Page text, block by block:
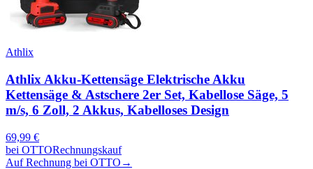
Athlix
Athlix Akku-Kettensäge Elektrische Akku
Kettensäge & Astschere 2er Set, Kabellose Säge, 5
m/s, 6 Zoll, 2 Akkus, Kabelloses Design
69,99 €
bei OTTORechnungskauf
Auf Rechnung bei OTTO →